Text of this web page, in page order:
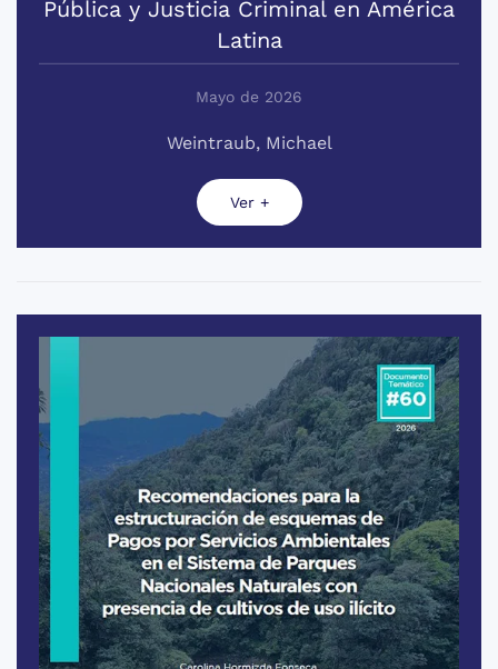
Pública y Justicia Criminal en América
Latina
Mayo de 2026
Weintraub, Michael
Ver +